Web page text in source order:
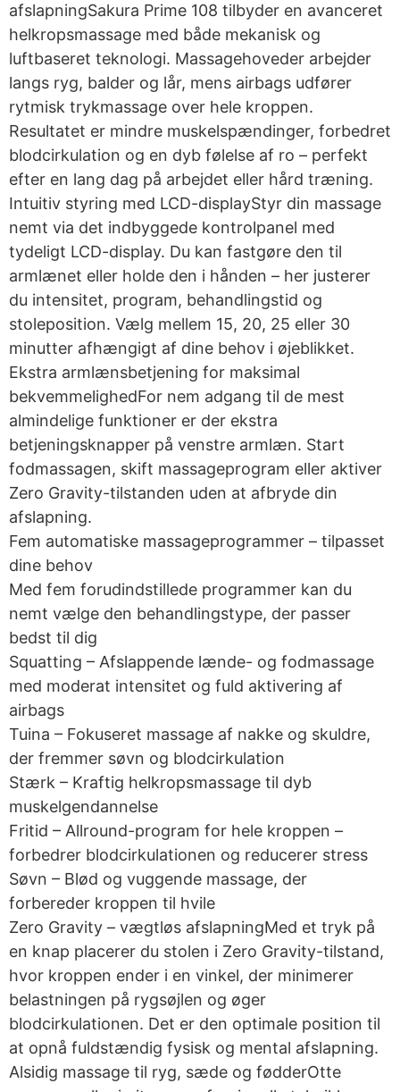
afslapningSakura Prime 108 tilbyder en avanceret
helkropsmassage med både mekanisk og
luftbaseret teknologi. Massagehoveder arbejder
langs ryg, balder og lår, mens airbags udfører
rytmisk trykmassage over hele kroppen.
Resultatet er mindre muskelspændinger, forbedret
blodcirkulation og en dyb følelse af ro – perfekt
efter en lang dag på arbejdet eller hård træning.
Intuitiv styring med LCD-displayStyr din massage
nemt via det indbyggede kontrolpanel med
tydeligt LCD-display. Du kan fastgøre den til
armlænet eller holde den i hånden – her justerer
du intensitet, program, behandlingstid og
stoleposition. Vælg mellem 15, 20, 25 eller 30
minutter afhængigt af dine behov i øjeblikket.
Ekstra armlænsbetjening for maksimal
bekvemmelighedFor nem adgang til de mest
almindelige funktioner er der ekstra
betjeningsknapper på venstre armlæn. Start
fodmassagen, skift massageprogram eller aktiver
Zero Gravity-tilstanden uden at afbryde din
afslapning.
Fem automatiske massageprogrammer – tilpasset
dine behov
Med fem forudindstillede programmer kan du
nemt vælge den behandlingstype, der passer
bedst til dig
Squatting – Afslappende lænde- og fodmassage
med moderat intensitet og fuld aktivering af
airbags
Tuina – Fokuseret massage af nakke og skuldre,
der fremmer søvn og blodcirkulation
Stærk – Kraftig helkropsmassage til dyb
muskelgendannelse
Fritid – Allround-program for hele kroppen –
forbedrer blodcirkulationen og reducerer stress
Søvn – Blød og vuggende massage, der
forbereder kroppen til hvile
Zero Gravity – vægtløs afslapningMed et tryk på
en knap placerer du stolen i Zero Gravity-tilstand,
hvor kroppen ender i en vinkel, der minimerer
belastningen på rygsøjlen og øger
blodcirkulationen. Det er den optimale position til
at opnå fuldstændig fysisk og mental afslapning.
Alsidig massage til ryg, sæde og fødderOtte